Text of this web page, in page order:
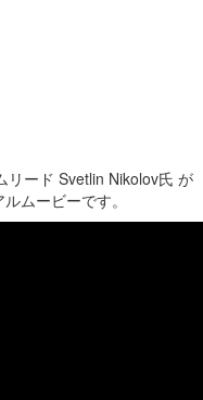
リード Svetlin Nikolov氏 が
ムービーです。